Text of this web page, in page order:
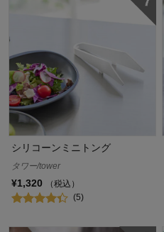
シリコーンミニトング
タワー/tower
¥1,320
（税込）
(5)